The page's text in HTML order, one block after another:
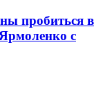
пробиться в
с